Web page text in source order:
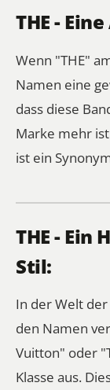
THE -
Wenn "THE"
Namen eine
dass diese
Marke mehr
ist ein
THE - Ein
Stil:
In der Welt
den Namen
Vuitton" oder
Klasse aus.